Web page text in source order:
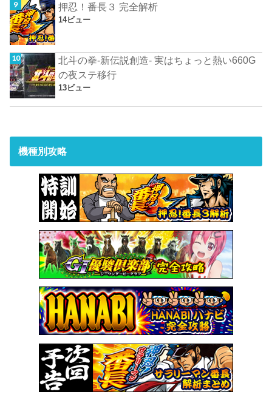
押忍！番長３ 完全解析
14ビュー
北斗の拳-新伝説創造- 実はちょっと熱い660G
の夜ステ移行
13ビュー
機種別攻略